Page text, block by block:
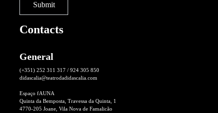
Contacts
General
(+351) 252 311 317 / 924 305 850
didascalia@teatrodadidascalia.com
Espaço fAUNA
Quinta da Bemposta, Travessa da Quinta, 1
4770-205 Joane, Vila Nova de Famalicão